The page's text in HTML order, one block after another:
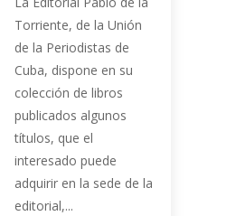
Torriente, de la Unión
de la Periodistas de
Cuba, dispone en su
colección de libros
publicados algunos
títulos, que el
interesado puede
adquirir en la sede de la
editorial,...